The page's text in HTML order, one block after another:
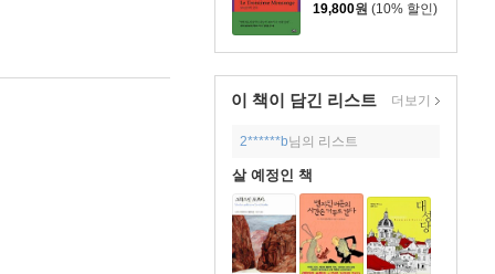
19,800원 (10% 할인)
이 책이 담긴 리스트 더보기
2******b님의 리스트
살 예정인 책